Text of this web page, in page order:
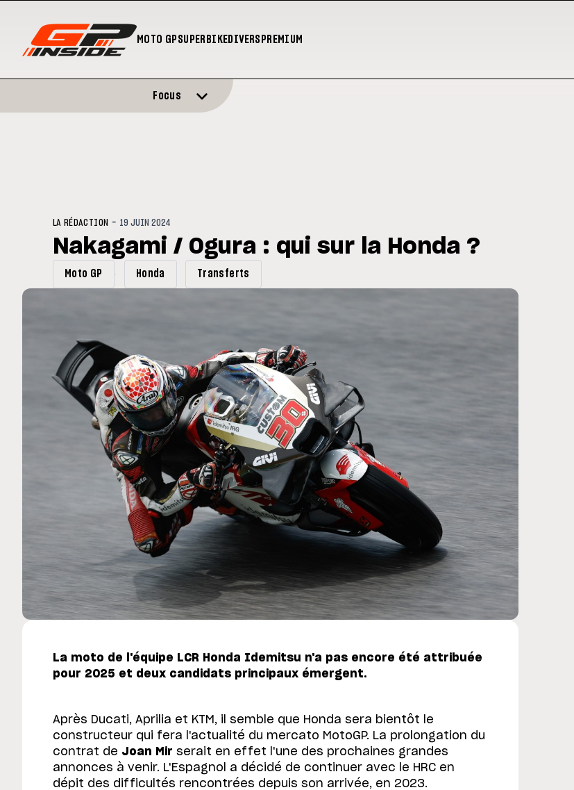
MOTO GPSUPERBIKEDIVERS PREMIUM
Focus
LA RÉDACTION - 19 JUIN 2024
Nakagami / Ogura : qui sur la Honda ?
Moto GP Honda Transferts
La moto de l'équipe LCR Honda Idemitsu n'a pas encore été attribuée
pour 2025 et deux candidats principaux émergent.
Après Ducati, Aprilia et KTM, il semble que Honda sera bientôt le
constructeur qui fera l'actualité du mercato MotoGP. La prolongation du
contrat de Joan Mir serait en effet l'une des prochaines grandes
annonces à venir. L'Espagnol a décidé de continuer avec le HRC en
dépit des difficultés rencontrées depuis son arrivée, en 2023.